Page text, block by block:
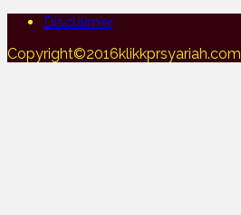
Disclaimer
Copyright©2016klikkprsyariah.com